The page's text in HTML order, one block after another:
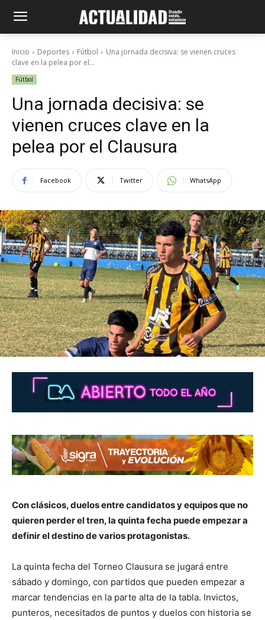
Inicio Deportes Fútbol
Una jornada decisiva: se vienen cruces
clave en la pelea por el...
Fútbol
Una jornada decisiva: se
vienen cruces clave en la
pelea por el Clausura
Facebook Twitter WhatsApp
Con clásicos, duelos entre candidatos y equipos que no
quieren perder el tren, la quinta fecha puede empezar a
definir el destino de varios protagonistas.
La quinta fecha del Torneo Clausura se jugará entre
sábado y domingo, con partidos que pueden empezar a
marcar tendencias en la parte alta de la tabla. Invictos,
punteros, necesitados de puntos y duelos con historia se